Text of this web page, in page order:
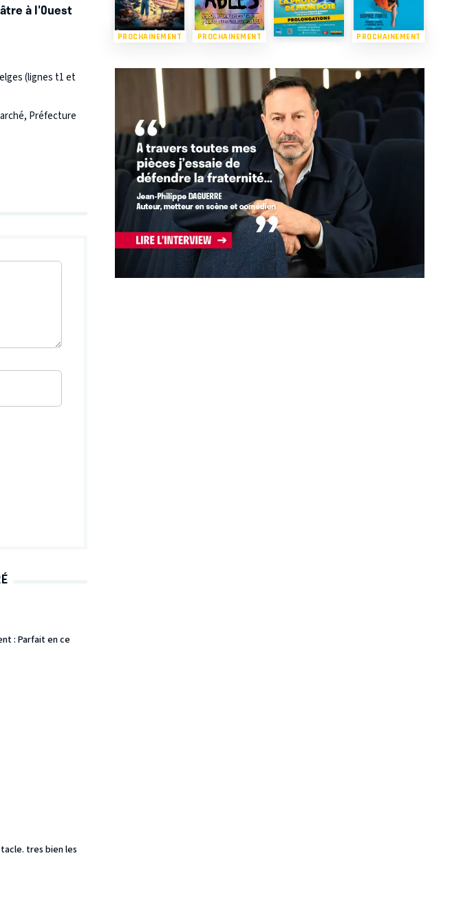
à l'Ouest
(lignes t1 et
Préfecture
: Parfait en ce
tres bien les
PROCHAINEMENT PROCHAINEMENT PROCHAINEMENT